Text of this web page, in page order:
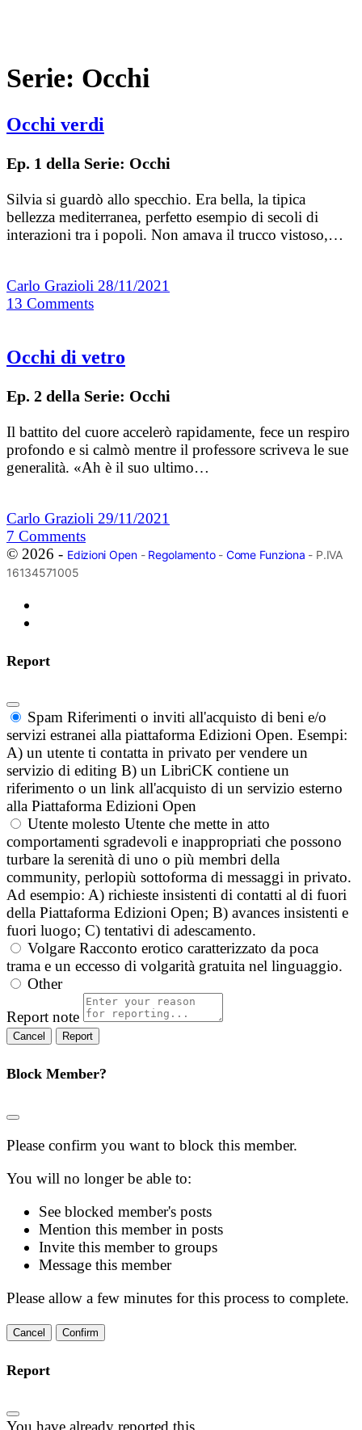
Serie: Occhi
Occhi verdi
Ep. 1 della Serie: Occhi
Silvia si guardò allo specchio. Era bella, la tipica
bellezza mediterranea, perfetto esempio di secoli di
interazioni tra i popoli. Non amava il trucco vistoso,…
Carlo Grazioli 28/11/2021
13 Comments
Occhi di vetro
Ep. 2 della Serie: Occhi
Il battito del cuore accelerò rapidamente, fece un respiro
profondo e si calmò mentre il professore scriveva le sue
generalità. «Ah è il suo ultimo…
Carlo Grazioli 29/11/2021
7 Comments
© 2026 - Edizioni Open- Regolamento- Come Funziona - P.IVA
16134571005
Report
Spam Riferimenti o inviti all'acquisto di beni e/o
servizi estranei alla piattaforma Edizioni Open. Esempi:
A) un utente ti contatta in privato per vendere un
servizio di editing B) un LibriCK contiene un
riferimento o un link all'acquisto di un servizio esterno
alla Piattaforma Edizioni Open
Utente molesto Utente che mette in atto
comportamenti sgradevoli e inappropriati che possono
turbare la serenità di uno o più membri della
community, perlopiù sottoforma di messaggi in privato.
Ad esempio: A) richieste insistenti di contatti al di fuori
della Piattaforma Edizioni Open; B) avances insistenti e
fuori luogo; C) tentativi di adescamento.
Volgare Racconto erotico caratterizzato da poca
trama e un eccesso di volgarità gratuita nel linguaggio.
Other
Report note
Report
Block Member?
Please confirm you want to block this member.
You will no longer be able to:
See blocked member's posts
Mention this member in posts
Invite this member to groups
Message this member
Please allow a few minutes for this process to complete.
Confirm
Report
You have already reported this